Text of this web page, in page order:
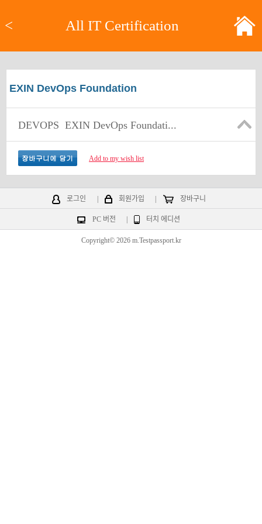
< All IT Certification
EXIN DevOps Foundation
DEVOPS EXIN DevOps Foundati...
Add to my wish list
로그인 회원가입 장바구니
PC 버전 터치 에디션
Copyright© 2026 m.Testpassport.kr